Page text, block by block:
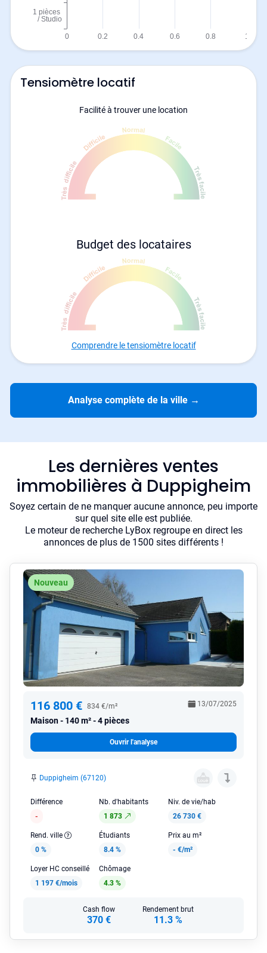
Tensiomètre locatif
Facilité à trouver une location
Budget des locataires
Comprendre le tensiomètre locatif
Analyse complète de la ville →
Les dernières ventes
immobilières à Duppigheim
Soyez certain de ne manquer aucune annonce, peu importe
sur quel site elle est publiée.
Le moteur de recherche LyBox regroupe en direct les
annonces de plus de 1500 sites différents !
Nouveau
116 800 € 834 €/m²
Maison 140 m² - 4 pièces
13/07/2025
Ouvrir l'analyse
Duppigheim (67120)
Différence
-
Nb. d'habitants
1 873
Niv. de vie/hab
26 730 €
Rend. ville
0 %
Étudiants
8.4 %
Prix au m²
- €/m²
Loyer HC conseillé
1 197 €/mois
Chômage
4.3 %
Cash flow
370 €
Rendement brut
11.3 %